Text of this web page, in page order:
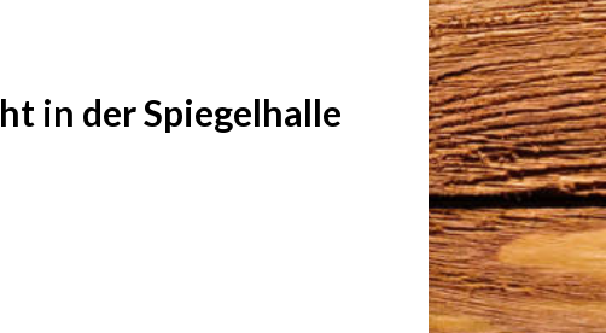
in der Spiegelhalle